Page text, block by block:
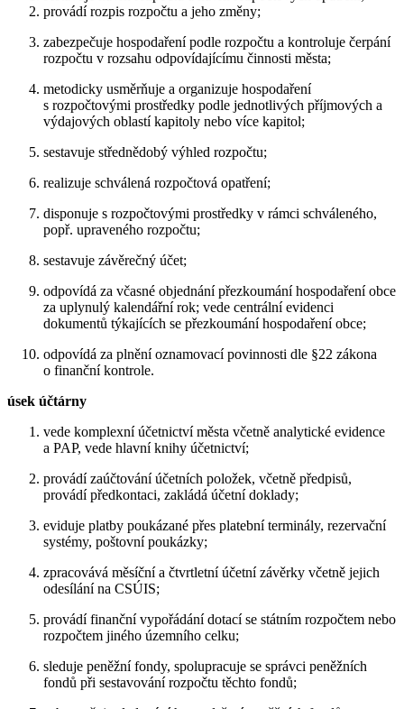
provádí rozpis rozpočtu a jeho změny;
zabezpečuje hospodaření podle rozpočtu a kontroluje čerpání
rozpočtu v rozsahu odpovídajícímu činnosti města;
metodicky usměrňuje a organizuje hospodaření
s rozpočtovými prostředky podle jednotlivých příjmových a
výdajových oblastí kapitoly nebo více kapitol;
sestavuje střednědobý výhled rozpočtu;
realizuje schválená rozpočtová opatření;
disponuje s rozpočtovými prostředky v rámci schváleného,
popř. upraveného rozpočtu;
sestavuje závěrečný účet;
odpovídá za včasné objednání přezkoumání hospodaření obce
za uplynulý kalendářní rok; vede centrální evidenci
dokumentů týkajících se přezkoumání hospodaření obce;
odpovídá za plnění oznamovací povinnosti dle §22 zákona
o finanční kontrole.
úsek účtárny
vede komplexní účetnictví města včetně analytické evidence
a PAP, vede hlavní knihy účetnictví;
provádí zaúčtování účetních položek, včetně předpisů,
provádí předkontaci, zakládá účetní doklady;
eviduje platby poukázané přes platební terminály, rezervační
systémy, poštovní poukázky;
zpracovává měsíční a čtvrtletní účetní závěrky včetně jejich
odesílání na CSÚIS;
provádí finanční vypořádání dotací se státním rozpočtem nebo
rozpočtem jiného územního celku;
sleduje peněžní fondy, spolupracuje se správci peněžních
fondů při sestavování rozpočtu těchto fondů;